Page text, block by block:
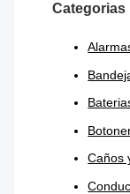
Categorias
Caños